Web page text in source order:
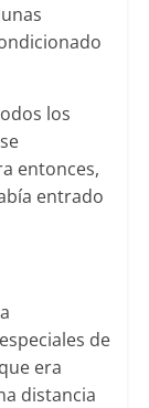
los
entonces,
entrado
de
era
distancia